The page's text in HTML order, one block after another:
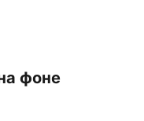
фоне